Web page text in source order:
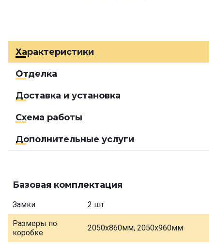
Характеристики
Отделка
Доставка и установка
Схема работы
Дополнительные услуги
Базовая комплектация
Замки 2 шт
Размеры по
коробке
2050х860мм, 2050х960мм